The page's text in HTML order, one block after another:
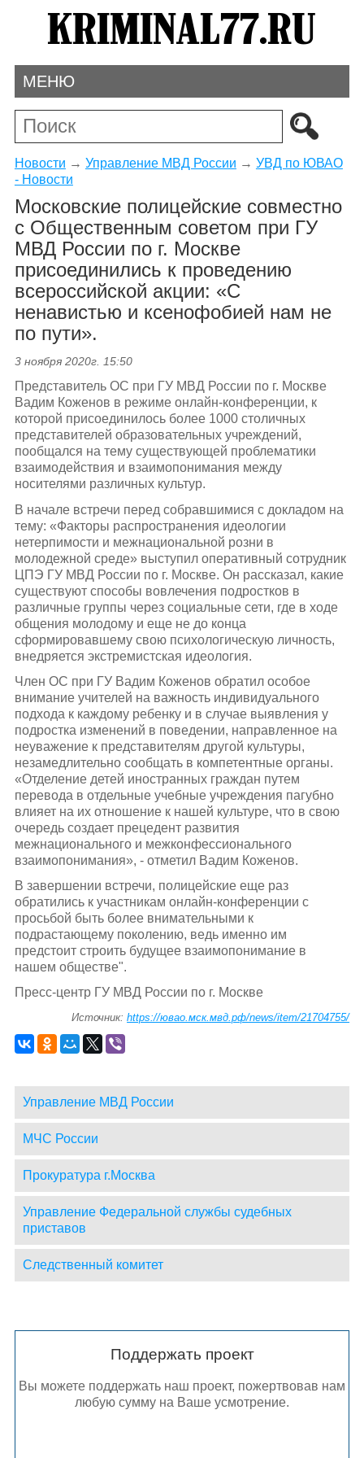
МЕНЮ
Новости → Управление МВД России → УВД по ЮВАО
- Новости
Московские полицейские совместно
с Общественным советом при ГУ
МВД России по г. Москве
присоединились к проведению
всероссийской акции: «С
ненавистью и ксенофобией нам не
по пути».
3 ноября 2020г. 15:50
Представитель ОС при ГУ МВД России по г. Москве
Вадим Коженов в режиме онлайн-конференции, к
которой присоединилось более 1000 столичных
представителей образовательных учреждений,
пообщался на тему существующей проблематики
взаимодействия и взаимопонимания между
носителями различных культур.
В начале встречи перед собравшимися с докладом на
тему: «Факторы распространения идеологии
нетерпимости и межнациональной розни в
молодежной среде» выступил оперативный сотрудник
ЦПЭ ГУ МВД России по г. Москве. Он рассказал, какие
существуют способы вовлечения подростков в
различные группы через социальные сети, где в ходе
общения молодому и еще не до конца
сформировавшему свою психологическую личность,
внедряется экстремистская идеология.
Член ОС при ГУ Вадим Коженов обратил особое
внимание учителей на важность индивидуального
подхода к каждому ребенку и в случае выявления у
подростка изменений в поведении, направленное на
неуважение к представителям другой культуры,
незамедлительно сообщать в компетентные органы.
«Отделение детей иностранных граждан путем
перевода в отдельные учебные учреждения пагубно
влияет на их отношение к нашей культуре, что в свою
очередь создает прецедент развития
межнационального и межконфессионального
взаимопонимания», - отметил Вадим Коженов.
В завершении встречи, полицейские еще раз
обратились к участникам онлайн-конференции с
просьбой быть более внимательными к
подрастающему поколению, ведь именно им
предстоит строить будущее взаимопонимание в
нашем обществе".
Пресс-центр ГУ МВД России по г. Москве
Источник:https://ювао.мск.мвд.рф/news/item/21704755/
Управление МВД России
МЧС России
Прокуратура г.Москва
Управление Федеральной службы судебных
приставов
Следственный комитет
Поддержать проект
Вы можете поддержать наш проект, пожертвовав нам
любую сумму на Ваше усмотрение.